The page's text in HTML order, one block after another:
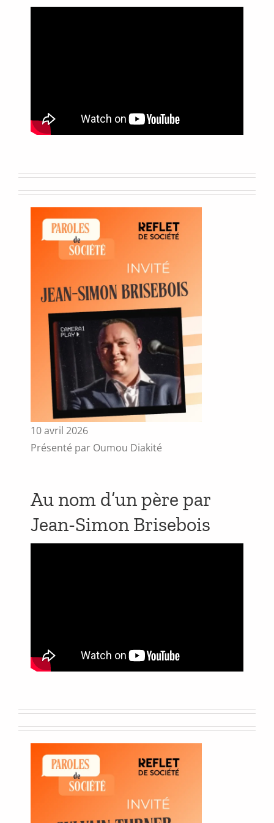
10 avril 2026
Présenté par Oumou Diakité
Au nom d’un père par
Jean-Simon Brisebois